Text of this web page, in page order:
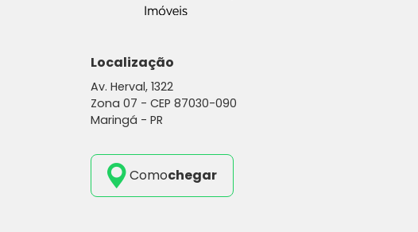
Localização
Av. Herval, 1322
Zona 07 - CEP 87030-090
Maringá - PR
Comochegar